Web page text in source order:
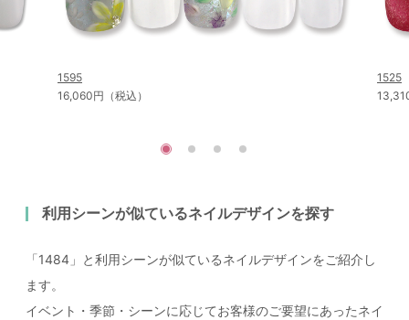
1595
16,060円（税込）
1525
利用シーンが似ているネイルデザインを探す
「1484」と利用シーンが似ているネイルデザインをご紹介し
ます。
イベント・季節・シーンに応じてお客様のご要望にあったネイ